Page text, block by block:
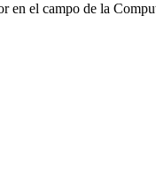
en el campo de la